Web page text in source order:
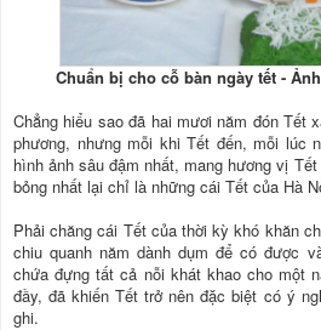
Chuẩn bị cho cỗ bàn ngày tết -
Chẳng hiểu sao đã hai mươi năm đón Tết
phương, nhưng mỗi khi Tết đến, mỗi lúc
hình ảnh sâu đậm nhất, mang hương vị
bỏng nhất lại chỉ là những cái Tết của Hà
Phải chăng cái Tết của thời kỳ khó khăn
chiu quanh năm dành dụm để có được
chứa đựng tất cả nỗi khát khao cho một
đầy, đã khiến Tết trở nên đặc biệt có ý
ghi.